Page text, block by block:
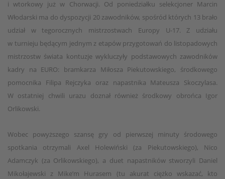
i wtorkowy już w Chorwacji. Od poniedziałku selekcjoner Marcin
Włodarski ma do dyspozycji 20 zawodników, spośród których 13 brało
udział w tegorocznych mistrzostwach Europy U-17. Z udziału
w turnieju będącym jednym z etapów przygotowań do listopadowych
mistrzostw świata kontuzje wykluczyły podstawowych zawodników
kadry na EURO: bramkarza Miłosza Piekutowskiego, środkowego
pomocnika Filipa Rejczyka oraz napastnika Mateusza Skoczylasa.
W ostatniej chwili urazu doznał również środkowy obrońca Igor
Orlikowski.
Wobec powyższego szansę gry od pierwszej minuty środowego
spotkania otrzymali Axel Holewiński (za Piekutowskiego), Nico
Adamczyk (za Orlikowskiego), a duet napastników stworzyli Daniel
Mikołajewski z Mike’m Hurasem (tu akurat ciężko wskazać, kto